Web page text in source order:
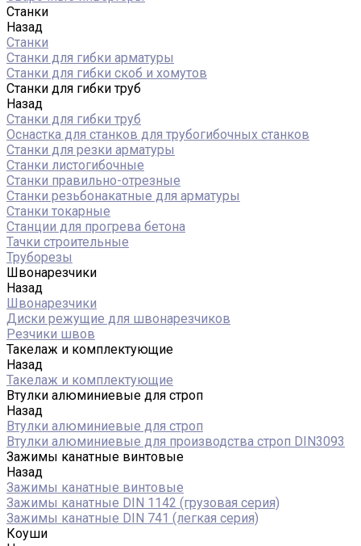
Станки
Назад
Станки
Станки для гибки арматуры
Станки для гибки скоб и хомутов
Станки для гибки труб
Назад
Станки для гибки труб
Оснастка для станков для трубогибочных станков
Станки для резки арматуры
Станки листогибочные
Станки правильно-отрезные
Станки резьбонакатные для арматуры
Станки токарные
Станции для прогрева бетона
Тачки строительные
Труборезы
Швонарезчики
Назад
Швонарезчики
Диски режущие для швонарезчиков
Резчики швов
Такелаж и комплектующие
Назад
Такелаж и комплектующие
Втулки алюминиевые для строп
Назад
Втулки алюминиевые для строп
Втулки алюминиевые для производства строп DIN3093
Зажимы канатные винтовые
Назад
Зажимы канатные винтовые
Зажимы канатные DIN 1142 (грузовая серия)
Зажимы канатные DIN 741 (легкая серия)
Коуши